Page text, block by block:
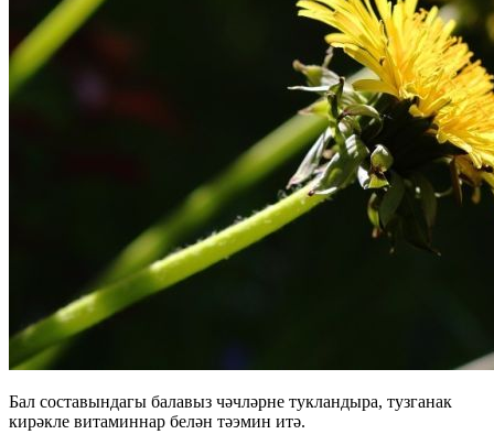
Бал составындагы балавыз чәчләрне тукландыра, тузганак
кирәкле витаминнар белән тәэмин итә.